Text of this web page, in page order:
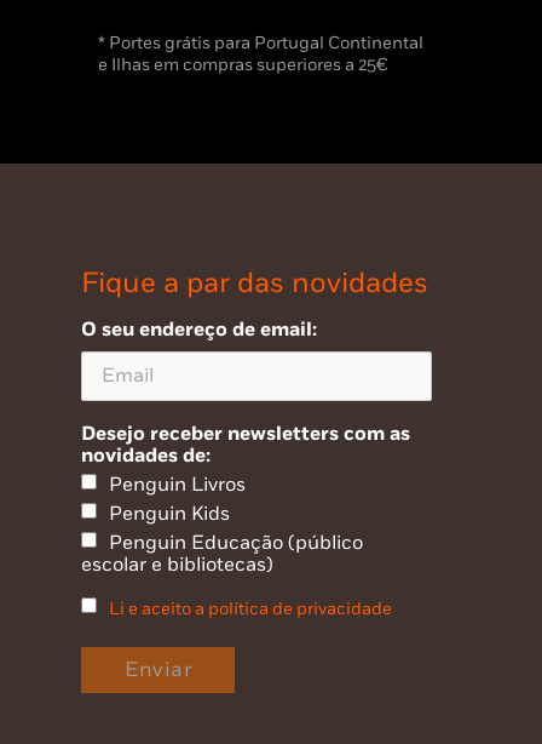
* Portes grátis para Portugal Continental
e Ilhas em compras superiores a 25€
Fique a par das novidades
O seu endereço de email:
Desejo receber newsletters com as
novidades de:
Penguin Livros
Penguin Kids
Penguin Educação (público
escolar e bibliotecas)
Li e aceito a política de privacidade